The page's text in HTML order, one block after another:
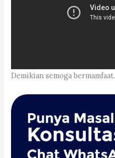
Demikian semoga bermamfaat.